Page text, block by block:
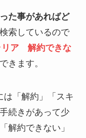
た事があればど
索しているので
リア 解約できな
きます。
は「解約」「スキ
続きがあって少
解約できない」